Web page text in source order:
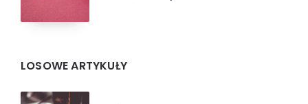
LOSOWE ARTYKUŁY